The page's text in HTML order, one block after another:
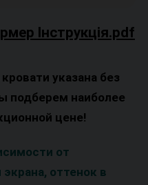
Інструкція.pdf
указана без
подберем наиболее
цене!
от
оттенок в